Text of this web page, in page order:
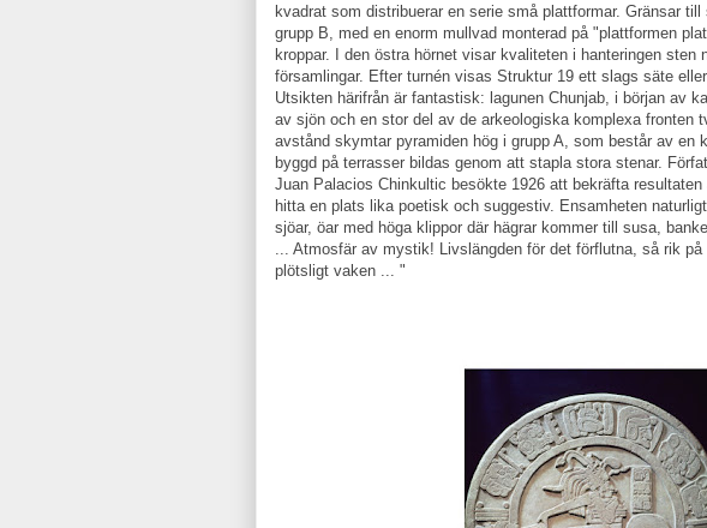
kvadrat som distribuerar en serie små plattformar. Gränsar
grupp B, med en enorm mullvad monterad på "plattformen
kroppar. I den östra hörnet visar kvaliteten i hanteringen sten
församlingar. Efter turnén visas Struktur 19 ett slags säte
Utsikten härifrån är fantastisk: lagunen Chunjab, i början av
av sjön och en stor del av de arkeologiska komplexa fronten
avstånd skymtar pyramiden hög i grupp A, som består av en
byggd på terrasser bildas genom att stapla stora stenar.
Juan Palacios Chinkultic besökte 1926 att bekräfta
hitta en plats lika poetisk och suggestiv. Ensamheten
sjöar, öar med höga klippor där hägrar kommer till susa,
... Atmosfär av mystik! Livslängden för det förflutna, så rik
plötsligt vaken ... "